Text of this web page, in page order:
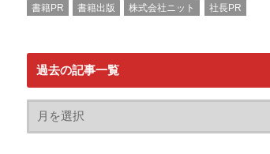
書籍PR
書籍出版 株式会社ニット 社長PR
過去の記事一覧